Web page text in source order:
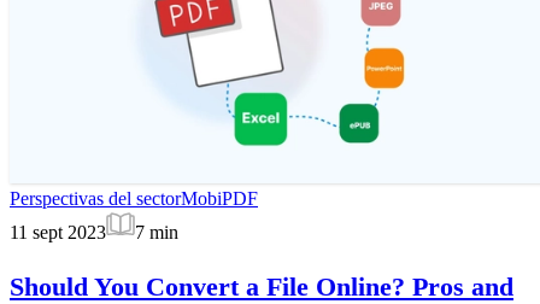
Perspectivas del sectorMobiPDF
11 sept 2023
7 min
Should You Convert a File Online? Pros and